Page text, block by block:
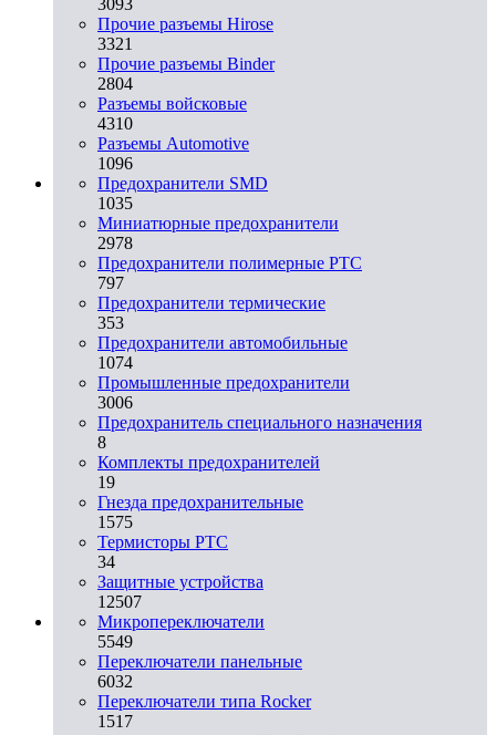
Прочие разъемы Hirose
3321
Прочие разъемы Binder
2804
Разъемы войсковые
4310
Разъeмы Automotive
1096
Предохранители SMD
1035
Миниатюрные предохранители
2978
Предохранители полимерные PTC
797
Предохранители термические
353
Предохранители автомобильные
1074
Промышленные предохранители
3006
Предохранитель специального назначения
8
Комплекты предохранителей
19
Гнезда предохранительные
1575
Термисторы PTC
34
Защитные устройства
12507
Микропереключатели
5549
Переключатели панельные
6032
Переключатели типа Rocker
1517